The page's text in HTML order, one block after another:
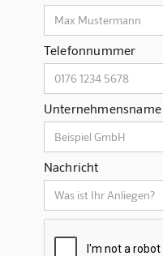
Telefonnummer
Unternehmensname
Nachricht